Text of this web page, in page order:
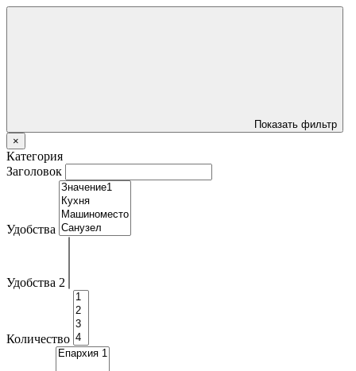
Показать фильтр
×
Категория
Заголовок
Удобства
Удобства 2
Количество